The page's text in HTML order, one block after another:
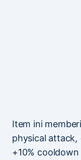
Item ini
physical attack,
+10%